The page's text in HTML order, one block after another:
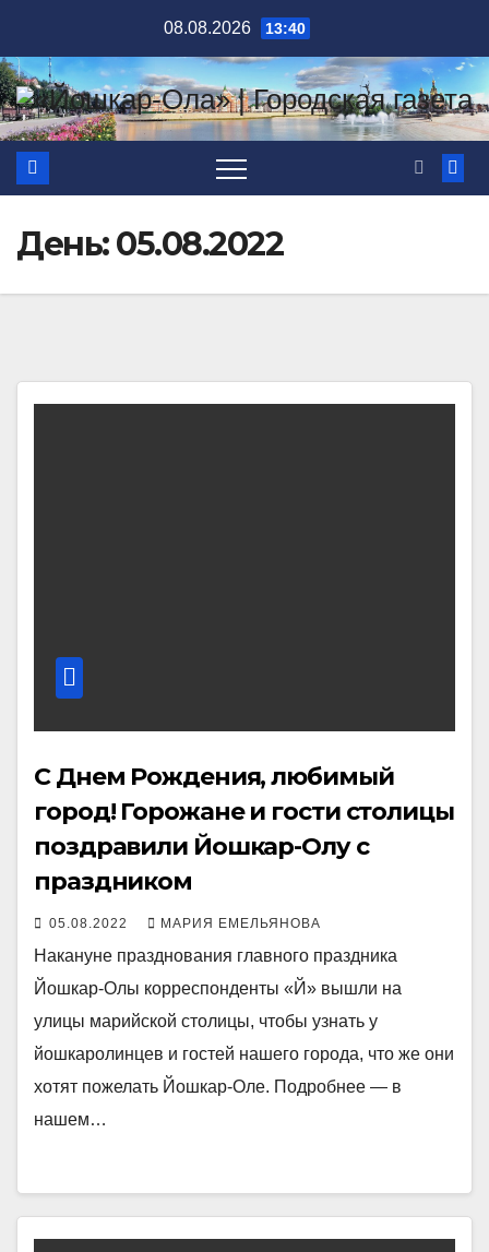
содержимому
08.08.2026 13:40
День:05.08.2022
С Днем Рождения, любимый
город! Горожане и гости столицы
поздравили Йошкар-Олу с
праздником
05.08.2022 МАРИЯ ЕМЕЛЬЯНОВА
Накануне празднования главного праздника
Йошкар-Олы корреспонденты «Й» вышли на
улицы марийской столицы, чтобы узнать у
йошкаролинцев и гостей нашего города, что же они
хотят пожелать Йошкар-Оле. Подробнее — в
нашем…